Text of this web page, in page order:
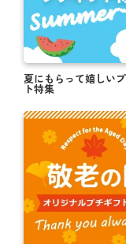
夏にもらって嬉しい
ト特集